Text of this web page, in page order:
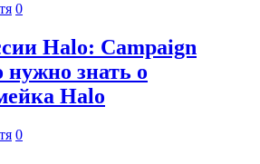
0
Halo: Campaign
знать о
Halo
0